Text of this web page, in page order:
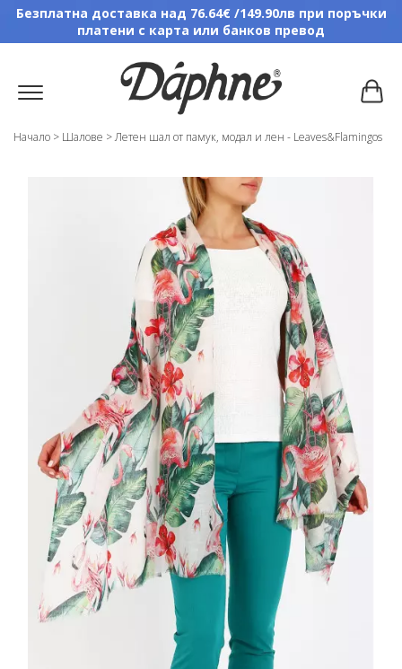
Безплатна доставка над 76.64€ /149.90лв при поръчки
платени с карта или банков превод
Начало > Шалове >Летен шал от памук, модал и лен - Leaves&Flamingos